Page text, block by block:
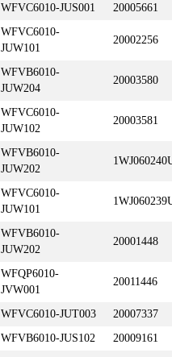
WFVC6010-JUS001 20005661
WFVC6010-
JUW101
20002256
WFVB6010-
JUW204
20003580
WFVC6010-
JUW102
20003581
WFVB6010-
JUW202
WFVC6010-
JUW101
WFVB6010-
JUW202
20001448
WFQP6010-
JVW001
20011446
WFVC6010-JUT003
20007337
WFVB6010-JUS102
20009161